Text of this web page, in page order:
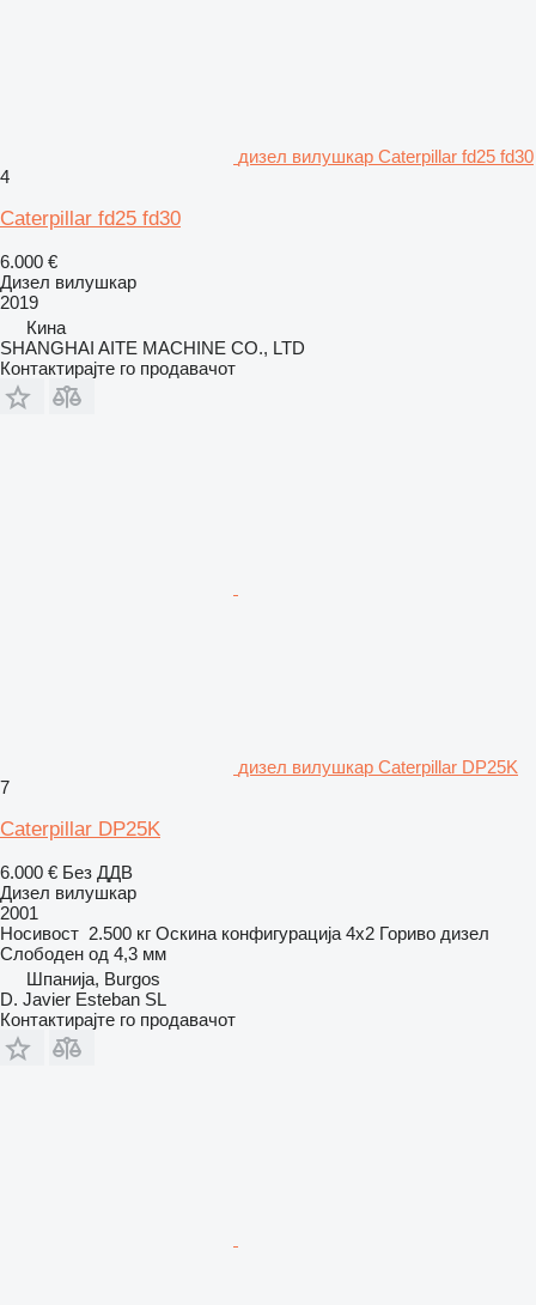
дизел вилушкар Caterpillar fd25 fd30
4
Caterpillar fd25 fd30
6.000 €
Дизел вилушкар
2019
Кина
SHANGHAI AITE MACHINE CO., LTD
Контактирајте го продавачот
дизел вилушкар Caterpillar DP25K
7
Caterpillar DP25K
6.000 € Без ДДВ
Дизел вилушкар
2001
Носивост 2.500 кг Оскина конфигурација 4x2 Гориво дизел
Слободен од 4,3 мм
Шпанија, Burgos
D. Javier Esteban SL
Контактирајте го продавачот